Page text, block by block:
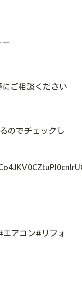
ー
ご相談ください
のでチェックし
アコン#リフォ